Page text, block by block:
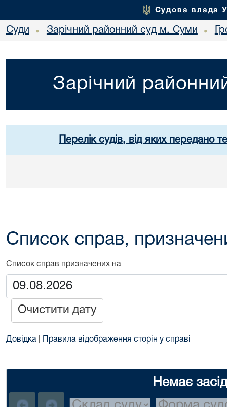
Судова влада
Суди • Зарічний районний суд м. Суми •
Зарічний
Перелік судів, від яких передано
Список справ,
Список справ призначених на
Очистити дату
Довідка Правила відображення сторін у справі
Немає